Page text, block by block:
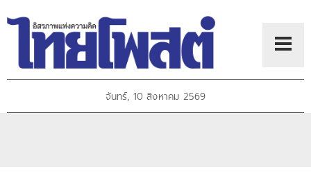
จันทร์, 10 สิงหาคม 2569